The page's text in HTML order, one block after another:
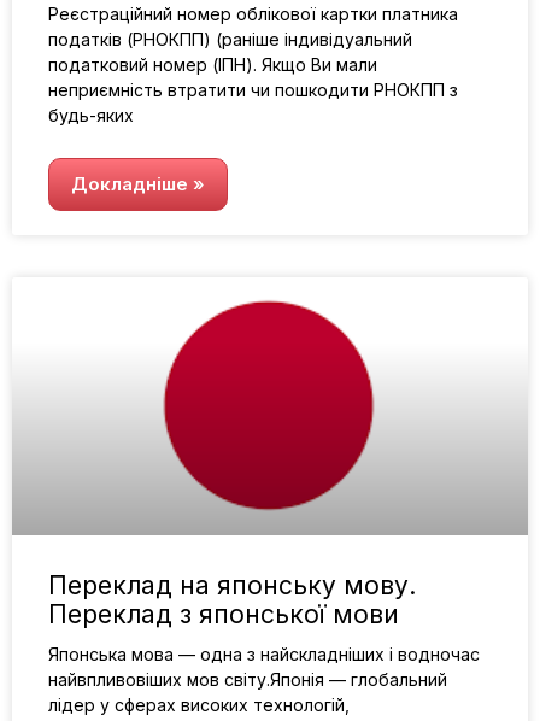
Реєстраційний номер облікової картки платника
податків (РНОКПП) (раніше індивідуальний
податковий номер (ІПН). Якщо Ви мали
неприємність втратити чи пошкодити РНОКПП з
будь-яких
Докладніше »
Переклад на японську мову.
Переклад з японської мови
Японська мова — одна з найскладніших і водночас
найвпливовіших мов світу.Японія — глобальний
лідер у сферах високих технологій,